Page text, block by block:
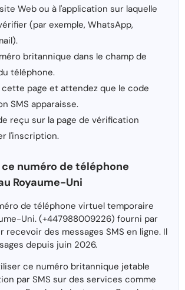
Web ou à l'application sur laquelle
(par exemple, WhatsApp,
britannique dans le champ de
téléphone.
cette page et attendez que le code
SMS apparaisse.
reçu sur la page de vérification
l'inscription.
numéro de téléphone
Royaume-Uni
de téléphone virtuel temporaire
Uni. (+447988009226) fourni par
recevoir des messages SMS en ligne. Il
depuis juin 2026.
ce numéro britannique jetable
par SMS sur des services comme